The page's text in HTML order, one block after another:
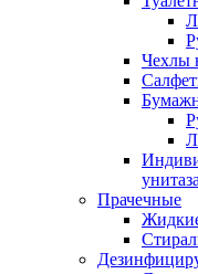
Чехлы
унитаза
Прачечные